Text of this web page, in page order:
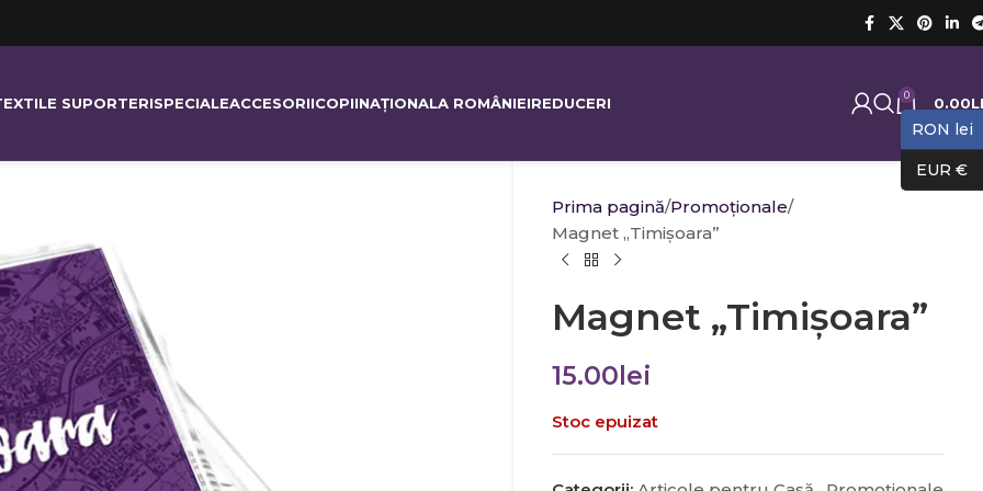
SUPORTERISPECIALEACCESORIICOPIINAȚIONALA ROMÂNIEIREDUCERI 0 0.00
Prima pagină Promoţionale
Magnet „Timişoara”
Magnet „Timişoara”
15.00lei
Stoc epuizat
RON lei
EUR €